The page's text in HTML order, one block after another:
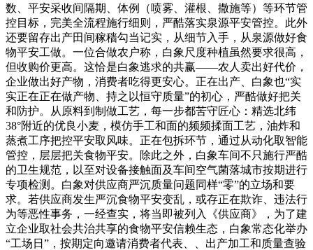
数、平安采收间隔期、体例（喷雾、灌根、撒施等）等环节管
控目标，完美全流程施行细则，严酷落实泉源平安管控。此外
还要留存出产田间稼穑勾当记实，从细节入手，从泉源做好食
物平安工做。一位合做农户称，白象尺度种植虽然要求很高，
但收购价更高。这恰是白象逃求的共赢——农人卖出好代价，
企业做出好产物，消费者吃得更安心。正在出产、白象也“实
实正在正在做产物、持之以恒守质量”的初心，严酷做好把关
和防护。从原料到制做工艺，每一步都苦守匠心：精选北纬
38°附近的优良小麦，模仿手工和面的频频揉面工艺，油炸和
蒸煮工序把控平安取风味。正在包拆环节，通过从动化取智能
管控，层层把关食物平安。除此之外，白象车间不只施行严酷
的卫生规范，以至对设备接触面及车间空气菌落城市按期进行
专项检测。白象对供应商严沉质量问题同样“零”的立场和要
求。若供应商发生严沉食物平安变乱，或存正在欺诈、违法行
为等恶性事务，一经查实，将当即被列入《供应商》，为了建
立企业取社会共治共享的食物平安信赖生态，白象常态化举办
“工场日”，按期定向邀请消费者代表、、出产加工和质量查验